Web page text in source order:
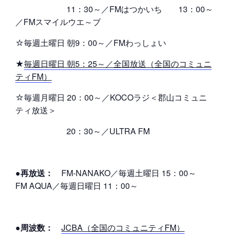
11：30～／FMはつかいち 13：00～
／FMスマイルウエ～ブ
☆毎週土曜日 朝9：00～／FMわっしょい
★毎週日曜日 朝5：25～／全国放送（全国のコミュニ
ティFM）
☆毎週月曜日 20：00～／KOCOラジ＜郡山コミュニ
ティ放送＞
20：30～／ULTRA FM
●再放送：
FM-NANAKO／毎週土曜日 15：00～
FM AQUA／毎週日曜日 11：00～
●周波数：
JCBA（全国のコミュニティFM）